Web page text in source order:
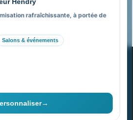
Hendry
rafraîchissante, à portée de
Salons & événements
→
Pub France
à 100% pour moi ?